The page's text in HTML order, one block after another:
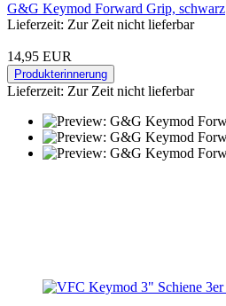
G&G Keymod Forward Grip, schwarz
Lieferzeit: Zur Zeit nicht lieferbar
14,95 EUR
Produkterinnerung
Lieferzeit: Zur Zeit nicht lieferbar